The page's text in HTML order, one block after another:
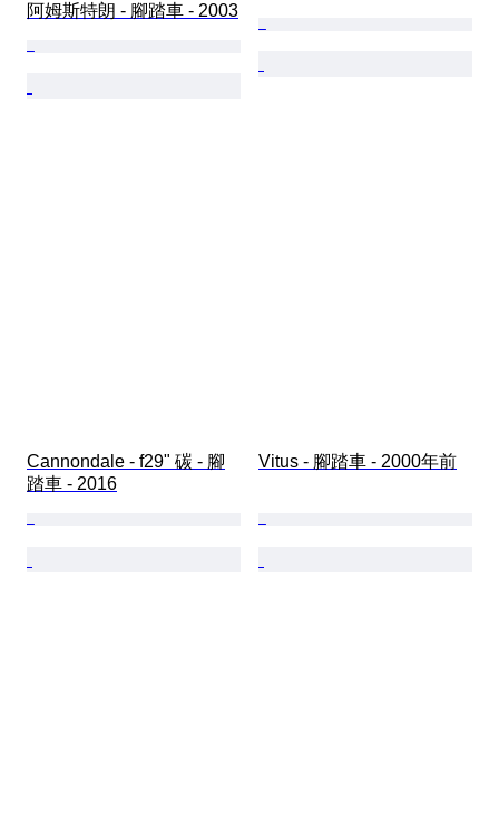
阿姆斯特朗 - 腳踏車 - 2003
Cannondale - f29" 碳 - 腳
踏車 - 2016
Vitus - 腳踏車 - 2000年前